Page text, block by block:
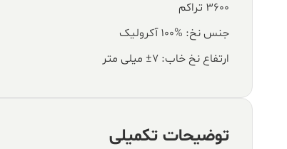
۳۶۰۰ تراکم
جنس نخ: %100 آکرولیک
ارتفاع نخ خاب: ۷± میلی متر
توضیحات تکمیلی